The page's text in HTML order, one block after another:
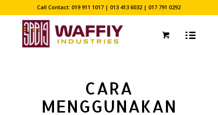
Call Contact: 019 911 1017 | 013 413 6032 | 017 791 0292
CARA
MENGGUNAKAN